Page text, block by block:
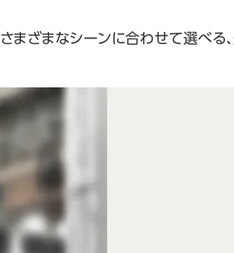
さまざまなシーンに合わせて選べる